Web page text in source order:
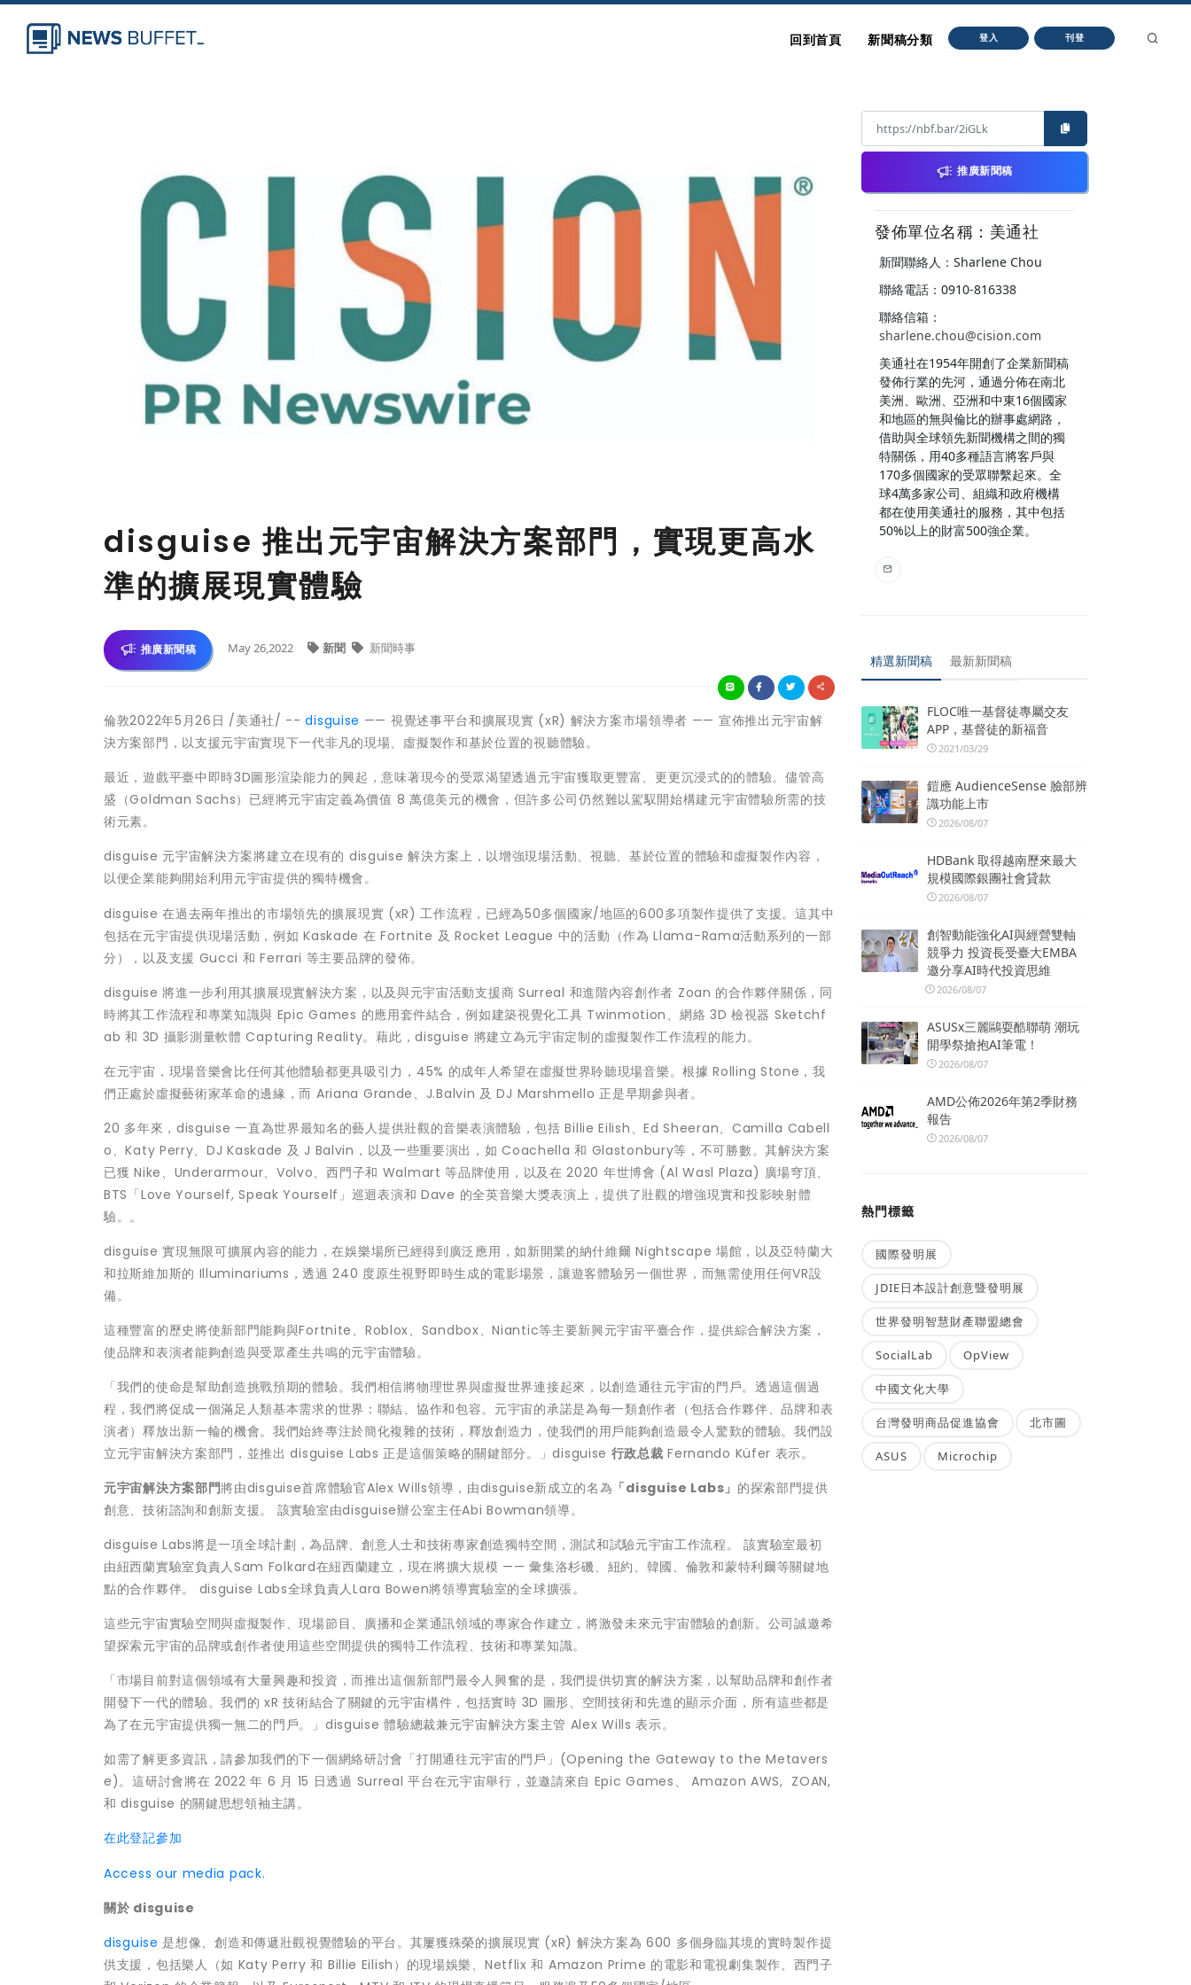
回到首頁 新聞稿分類 登入 刊登
disguise 推出元宇宙解決方案部門，實現更高水
準的擴展現實體驗
推廣新聞稿 May 26,2022 新聞 新聞時事
倫敦2022年5月26日 /美通社/ --disguise —— 視覺述事平台和擴展現實 (xR) 解決方案市場領導者 —— 宣佈推出元宇宙解
決方案部門，以支援元宇宙實現下一代非凡的現場、虛擬製作和基於位置的視聽體驗。
最近，遊戲平臺中即時3D圖形渲染能力的興起，意味著現今的受眾渴望透過元宇宙獲取更豐富、更更沉浸式的的體驗。儘管高
盛（Goldman Sachs）已經將元宇宙定義為價值 8 萬億美元的機會，但許多公司仍然難以駕馭開始構建元宇宙體驗所需的技
術元素。
disguise 元宇宙解決方案將建立在現有的 disguise 解決方案上，以增強現場活動、視聽、基於位置的體驗和虛擬製作內容，
以便企業能夠開始利用元宇宙提供的獨特機會。
disguise 在過去兩年推出的市場領先的擴展現實 (xR) 工作流程，已經為50多個國家/地區的600多項製作提供了支援。這其中
包括在元宇宙提供現場活動，例如 Kaskade 在 Fortnite 及 Rocket League 中的活動（作為 Llama-Rama活動系列的一部
分），以及支援 Gucci 和 Ferrari 等主要品牌的發佈。
disguise 將進一步利用其擴展現實解決方案，以及與元宇宙活動支援商 Surreal 和進階內容創作者 Zoan 的合作夥伴關係，同
時將其工作流程和專業知識與 Epic Games 的應用套件結合，例如建築視覺化工具 Twinmotion、網絡 3D 檢視器 Sketchf
ab 和 3D 攝影測量軟體 Capturing Reality。藉此，disguise 將建立為元宇宙定制的虛擬製作工作流程的能力。
在元宇宙，現場音樂會比任何其他體驗都更具吸引力，45% 的成年人希望在虛擬世界聆聽現場音樂。根據 Rolling Stone，我
們正處於虛擬藝術家革命的邊緣，而 Ariana Grande、J.Balvin 及 DJ Marshmello 正是早期參與者。
20 多年來，disguise 一直為世界最知名的藝人提供壯觀的音樂表演體驗，包括 Billie Eilish、Ed Sheeran、Camilla Cabell
o、Katy Perry、DJ Kaskade 及 J Balvin，以及一些重要演出，如 Coachella 和 Glastonbury等，不可勝數。其解決方案
已獲 Nike、Underarmour、Volvo、西門子和 Walmart 等品牌使用，以及在 2020 年世博會 (Al Wasl Plaza) 廣場穹頂、
BTS「Love Yourself, Speak Yourself」巡迴表演和 Dave 的全英音樂大獎表演上，提供了壯觀的增強現實和投影映射體
驗。。
disguise 實現無限可擴展內容的能力，在娛樂場所已經得到廣泛應用，如新開業的納什維爾 Nightscape 場館，以及亞特蘭大
和拉斯維加斯的 Illuminariums，透過 240 度原生視野即時生成的電影場景，讓遊客體驗另一個世界，而無需使用任何VR設
備。
這種豐富的歷史將使新部門能夠與Fortnite、Roblox、Sandbox、Niantic等主要新興元宇宙平臺合作，提供綜合解決方案，
使品牌和表演者能夠創造與受眾產生共鳴的元宇宙體驗。
「我們的使命是幫助創造挑戰預期的體驗。我們相信將物理世界與虛擬世界連接起來，以創造通往元宇宙的門戶。透過這個過
程，我們將促成一個滿足人類基本需求的世界：聯結、協作和包容。元宇宙的承諾是為每一類創作者（包括合作夥伴、品牌和表
演者）釋放出新一輪的機會。我們始終專注於簡化複雜的技術，釋放創造力，使我們的用戶能夠創造最令人驚歎的體驗。我們設
立元宇宙解決方案部門，並推出 disguise Labs 正是這個策略的關鍵部分。」disguise 行政总裁 Fernando Küfer 表示。
元宇宙解決方案部門將由disguise首席體驗官Alex Wills領導，由disguise新成立的名為 「disguise Labs」 的探索部門提供
創意、技術諮詢和創新支援。 該實驗室由disguise辦公室主任Abi Bowman領導。
disguise Labs將是一項全球計劃，為品牌、創意人士和技術專家創造獨特空間，測試和試驗元宇宙工作流程。 該實驗室最初
由紐西蘭實驗室負責人Sam Folkard在紐西蘭建立，現在將擴大規模 —— 彙集洛杉磯、紐約、韓國、倫敦和蒙特利爾等關鍵地
點的合作夥伴。 disguise Labs全球負責人Lara Bowen將領導實驗室的全球擴張。
這些元宇宙實驗空間與虛擬製作、現場節目、廣播和企業通訊領域的專家合作建立，將激發未來元宇宙體驗的創新。公司誠邀希
望探索元宇宙的品牌或創作者使用這些空間提供的獨特工作流程、技術和專業知識。
「市場目前對這個領域有大量興趣和投資，而推出這個新部門最令人興奮的是，我們提供切實的解決方案，以幫助品牌和創作者
開發下一代的體驗。我們的 xR 技術結合了關鍵的元宇宙構件，包括實時 3D 圖形、空間技術和先進的顯示介面，所有這些都是
為了在元宇宙提供獨一無二的門戶。」disguise 體驗總裁兼元宇宙解決方案主管 Alex Wills 表示。
如需了解更多資訊，請參加我們的下一個網絡研討會「打開通往元宇宙的門戶」(Opening the Gateway to the Metavers
e)。這研討會將在 2022 年 6 月 15 日透過 Surreal 平台在元宇宙舉行，並邀請來自 Epic Games、 Amazon AWS, ZOAN,
和 disguise 的關鍵思想領袖主講。
在此登記參加
Access our media pack.
關於 disguise
disguise 是想像、創造和傳遞壯觀視覺體驗的平台。其屢獲殊榮的擴展現實 (xR) 解決方案為 600 多個身臨其境的實時製作提
供支援，包括樂人（如 Katy Perry 和 Billie Eilish）的現場娛樂、Netflix 和 Amazon Prime 的電影和電視劇集製作、西門子
推廣新聞稿
發佈單位名稱：美通社
新聞聯絡人：Sharlene Chou
聯絡電話：0910-816338
聯絡信箱：
sharlene.chou@cision.com
美通社在1954年開創了企業新聞稿
發佈行業的先河，通過分佈在南北
美洲、歐洲、亞洲和中東16個國家
和地區的無與倫比的辦事處網路，
借助與全球領先新聞機構之間的獨
特關係，用40多種語言將客戶與
170多個國家的受眾聯繫起來。全
球4萬多家公司、組織和政府機構
都在使用美通社的服務，其中包括
50%以上的財富500強企業。
精選新聞稿 最新新聞稿
FLOC唯一基督徒專屬交友
APP，基督徒的新福音
2021/03/29
鎧應 AudienceSense 臉部辨
識功能上市
2026/08/07
HDBank 取得越南歷來最大
規模國際銀團社會貸款
2026/08/07
創智動能強化AI與經營雙軸
競爭力 投資長受臺大EMBA
邀分享AI時代投資思維
2026/08/07
ASUSx三麗鷗耍酷聯萌 潮玩
開學祭搶抱AI筆電！
2026/08/07
AMD公佈2026年第2季財務
報告
2026/08/07
熱門標籤
國際發明展
JDIE日本設計創意暨發明展
世界發明智慧財產聯盟總會
SocialLab OpView
中國文化大學
台灣發明商品促進協會 北市圖
ASUS Microchip